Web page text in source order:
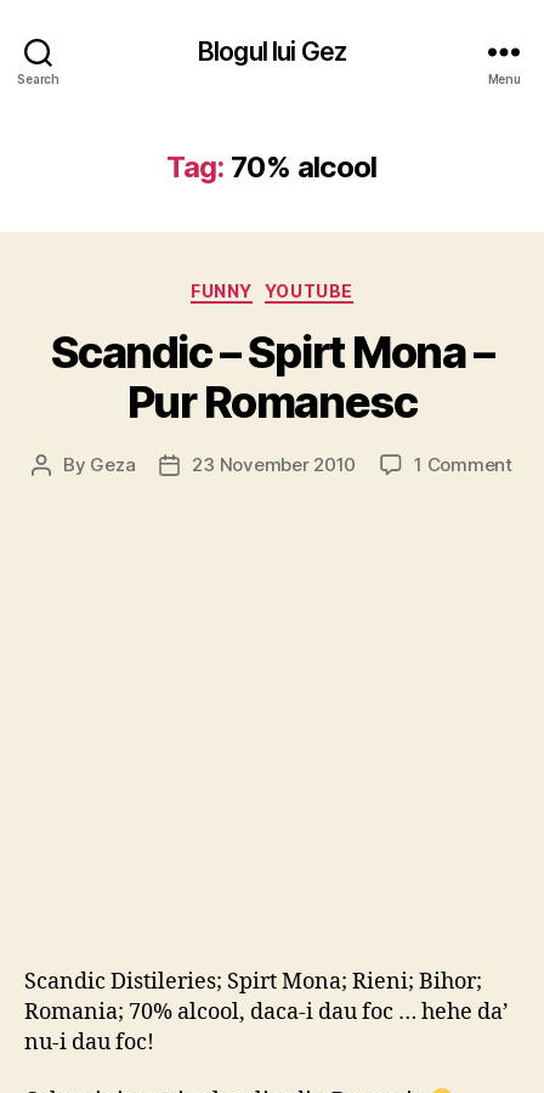
Search
Blogul lui Gez
Menu
Tag: 70% alcool
Categories
FUNNY YOUTUBE
Scandic – Spirt Mona –
Pur Romanesc
Post
By Geza
Post23 November 2010 1 Commenton
Scandic Distileries; Spirt Mona; Rieni; Bihor;
Romania; 70% alcool, daca-i dau foc … hehe da’
nu-i dau foc!